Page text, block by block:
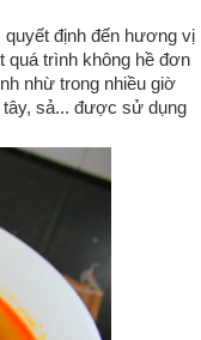
định đến hương vị
trình không hề đơn
nhừ trong nhiều giờ
tây, sả... được sử dụng